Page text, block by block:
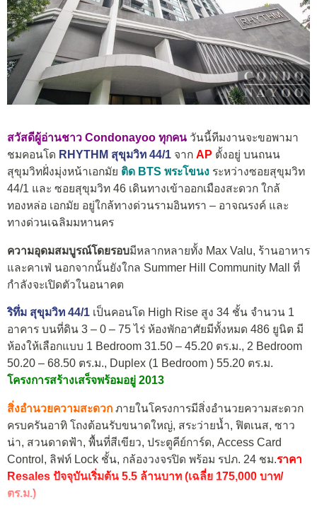
สวัสดีผู้อ่านชาว Condonayoo ทุกคน วันนี้ทีมงานจะขอพามา
ชมคอนโด RHYTHM สุขุมวิท 44/1 จาก AP ตั้งอยู่ บนถนน
สุขุมวิทฝั่งมุ่งหน้าเอกมัย ติด BTS พระโขนง ระหว่างซอยสุขุมวิท
44/1 และ ซอยสุขุมวิท 46 เดินทางเข้าออกเมืองสะดวก ใกล้
ทองหล่อ เอกมัย อยู่ใกล้ทางด่วนรามอินทรา – อาจณรงค์ และ
ทางด่วนเฉลิมมหานคร
ความอุดมสมบูรณ์โดยรอบมีหลากหลายทั้ง Max Valu, ร้านอาหาร
และคาเฟ่ นอกจากนั้นยังใกล Summer Hill Community Mall ที่
กำลังจะเปิดตัวในอนาคต
ริทึ่ม สุขุมวิท 44/1 เป็นคอนโด High Rise สูง 34 ชั้น จำนวน 1
อาคาร บนที่ดิน 3 – 0 – 75 ไร่ ห้องพักอาศัยมีทั้งหมด 486 ยูนิต มี
ห้องให้เลือกแบบ 1 Bedroom 31.50 – 45.20 ตร.ม., 2 Bedroom
50.20 – 68.50 ตร.ม., Duplex (1 Bedroom ) 55.20 ตร.ม.
โครงการสร้างเสร็จพร้อมอยู่ 2013
สิ่งอำนวยความสะดวก ภายในโครงการมีสิ่งอำนวยความสะดวก
ครบครันอาทิ โถงต้อนรับขนาดใหญ่, สระว่ายน้ำ, ฟิตเนส, ซาว
น่า, สวนดาดฟ้า, พื้นที่สีเขียว, ประตูคีย์การ์ด, Access Card
Control, ลิฟท์ Lock ชั้น, กล้องวงจรปิด พร้อม รปภ. 24 ชม.ราคา
Resales ปัจจุบันเริ่มต้น 5.5 ล้านบาท (เฉลี่ย 175,000 บาท/
ตร.ม.)